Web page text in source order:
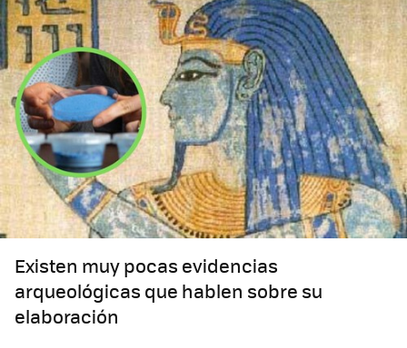
Existen muy pocas evidencias
arqueológicas que hablen sobre su
elaboración